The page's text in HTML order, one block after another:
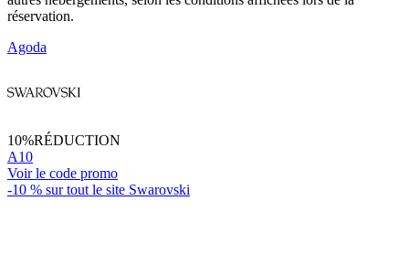
réservation.
Agoda
10%RÉDUCTION
A10
Voir le code promo
-10 % sur tout le site Swarovski